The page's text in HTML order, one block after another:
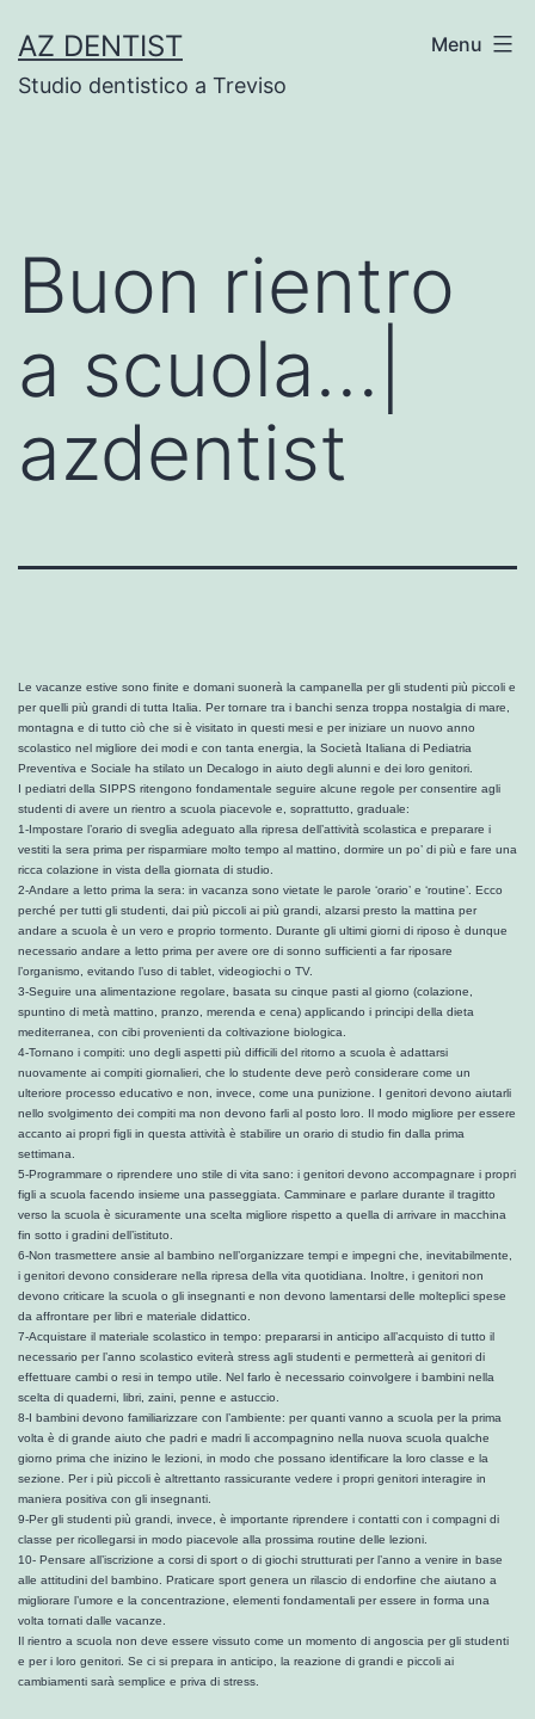
to
content
AZ DENTIST
Studio dentistico a Treviso
Menu
Buon rientro
a scuola…|
azdentist
Le vacanze estive sono finite e domani suonerà la campanella per gli studenti più piccoli e
per quelli più grandi di tutta Italia. Per tornare tra i banchi senza troppa nostalgia di mare,
montagna e di tutto ciò che si è visitato in questi mesi e per iniziare un nuovo anno
scolastico nel migliore dei modi e con tanta energia, la Società Italiana di Pediatria
Preventiva e Sociale ha stilato un Decalogo in aiuto degli alunni e dei loro genitori.
I pediatri della SIPPS ritengono fondamentale seguire alcune regole per consentire agli
studenti di avere un rientro a scuola piacevole e, soprattutto, graduale:
1-Impostare l’orario di sveglia adeguato alla ripresa dell’attività scolastica e preparare i
vestiti la sera prima per risparmiare molto tempo al mattino, dormire un po’ di più e fare una
ricca colazione in vista della giornata di studio.
2-Andare a letto prima la sera: in vacanza sono vietate le parole ‘orario’ e ‘routine’. Ecco
perché per tutti gli studenti, dai più piccoli ai più grandi, alzarsi presto la mattina per
andare a scuola è un vero e proprio tormento. Durante gli ultimi giorni di riposo è dunque
necessario andare a letto prima per avere ore di sonno sufficienti a far riposare
l’organismo, evitando l’uso di tablet, videogiochi o TV.
3-Seguire una alimentazione regolare, basata su cinque pasti al giorno (colazione,
spuntino di metà mattino, pranzo, merenda e cena) applicando i principi della dieta
mediterranea, con cibi provenienti da coltivazione biologica.
4-Tornano i compiti: uno degli aspetti più difficili del ritorno a scuola è adattarsi
nuovamente ai compiti giornalieri, che lo studente deve però considerare come un
ulteriore processo educativo e non, invece, come una punizione. I genitori devono aiutarli
nello svolgimento dei compiti ma non devono farli al posto loro. Il modo migliore per essere
accanto ai propri figli in questa attività è stabilire un orario di studio fin dalla prima
settimana.
5-Programmare o riprendere uno stile di vita sano: i genitori devono accompagnare i propri
figli a scuola facendo insieme una passeggiata. Camminare e parlare durante il tragitto
verso la scuola è sicuramente una scelta migliore rispetto a quella di arrivare in macchina
fin sotto i gradini dell’istituto.
6-Non trasmettere ansie al bambino nell’organizzare tempi e impegni che, inevitabilmente,
i genitori devono considerare nella ripresa della vita quotidiana. Inoltre, i genitori non
devono criticare la scuola o gli insegnanti e non devono lamentarsi delle molteplici spese
da affrontare per libri e materiale didattico.
7-Acquistare il materiale scolastico in tempo: prepararsi in anticipo all’acquisto di tutto il
necessario per l’anno scolastico eviterà stress agli studenti e permetterà ai genitori di
effettuare cambi o resi in tempo utile. Nel farlo è necessario coinvolgere i bambini nella
scelta di quaderni, libri, zaini, penne e astuccio.
8-I bambini devono familiarizzare con l’ambiente: per quanti vanno a scuola per la prima
volta è di grande aiuto che padri e madri li accompagnino nella nuova scuola qualche
giorno prima che inizino le lezioni, in modo che possano identificare la loro classe e la
sezione. Per i più piccoli è altrettanto rassicurante vedere i propri genitori interagire in
maniera positiva con gli insegnanti.
9-Per gli studenti più grandi, invece, è importante riprendere i contatti con i compagni di
classe per ricollegarsi in modo piacevole alla prossima routine delle lezioni.
10- Pensare all’iscrizione a corsi di sport o di giochi strutturati per l’anno a venire in base
alle attitudini del bambino. Praticare sport genera un rilascio di endorfine che aiutano a
migliorare l’umore e la concentrazione, elementi fondamentali per essere in forma una
volta tornati dalle vacanze.
Il rientro a scuola non deve essere vissuto come un momento di angoscia per gli studenti
e per i loro genitori. Se ci si prepara in anticipo, la reazione di grandi e piccoli ai
cambiamenti sarà semplice e priva di stress.